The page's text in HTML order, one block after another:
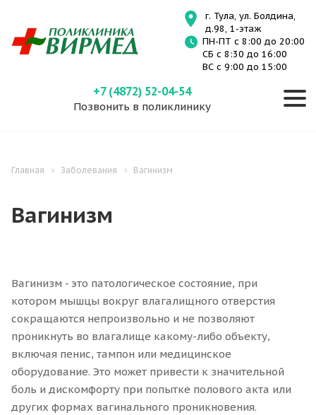
г. Тула, ул. Болдина,
д.98, 1-этаж
ПН-ПТ с 8:00 до 20:00
СБ с 8:30 до 16:00
ВС с 9:00 до 15:00
+7 (4872) 52-04-54
Позвонить в поликлинику
Главная Заболевания Вагинизм
Вагинизм
Вагинизм - это патологическое состояние, при
котором мышцы вокруг влагалищного отверстия
сокращаются непроизвольно и не позволяют
проникнуть во влагалище какому-либо объекту,
включая пенис, тампон или медицинское
оборудование. Это может привести к значительной
боль и дискомфорту при попытке полового акта или
других формах вагинального проникновения.